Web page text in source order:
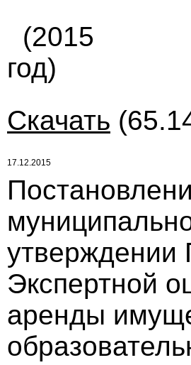
(2015
год)
Скачать
17.12.2015
утверждении
Экспертной
аренды